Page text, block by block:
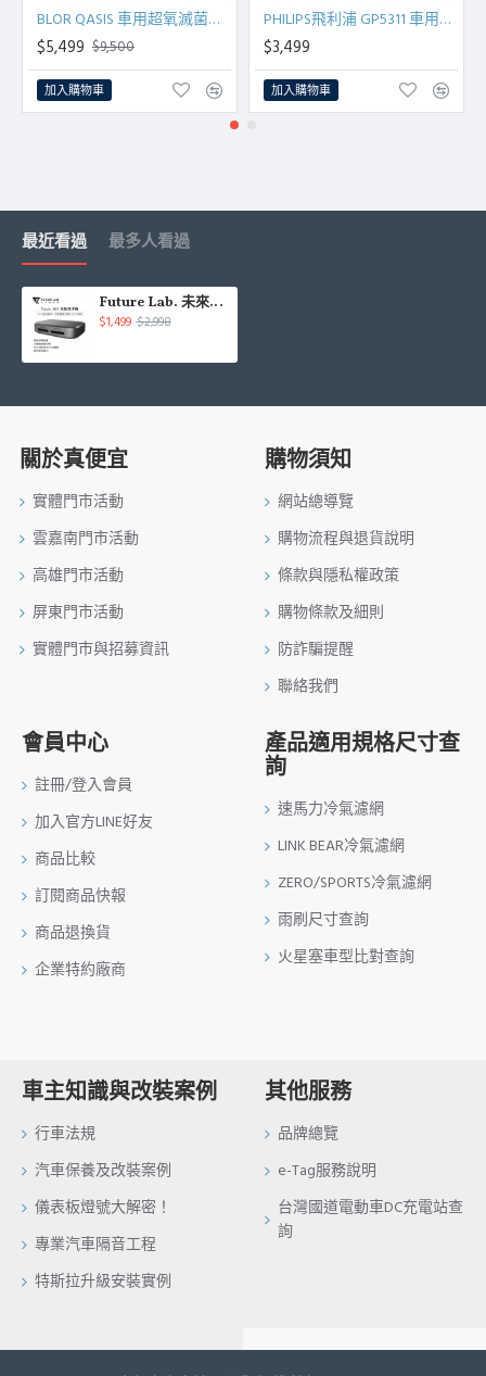
BLOR QASIS 車用超氧滅菌空氣清淨機 經典白/神秘黑
$5,499 $9,500
加入購物車
PHILIPS飛利浦 GP5311 車用空氣清淨機
$3,499
加入購物車
最近看過 最多人看過
Future Lab. 未來實驗室 Future GC1 光能清淨機(霧面黑)
$1,499 $2,998
關於真便宜
實體門市活動
雲嘉南門市活動
高雄門市活動
屏東門市活動
實體門市與招募資訊
購物須知
網站總導覽
購物流程與退貨說明
條款與隱私權政策
購物條款及細則
防詐騙提醒
聯絡我們
會員中心
註冊/登入會員
加入官方LINE好友
商品比較
訂閱商品快報
商品退換貨
企業特約廠商
產品適用規格尺寸查
詢
速馬力冷氣濾網
LINK BEAR冷氣濾網
ZERO/SPORTS冷氣濾網
雨刷尺寸查詢
火星塞車型比對查詢
車主知識與改裝案例
行車法規
汽車保養及改裝案例
儀表板燈號大解密！
專業汽車隔音工程
特斯拉升級安裝實例
其他服務
品牌總覽
e-Tag服務說明
台灣國道電動車DC充電站查
詢